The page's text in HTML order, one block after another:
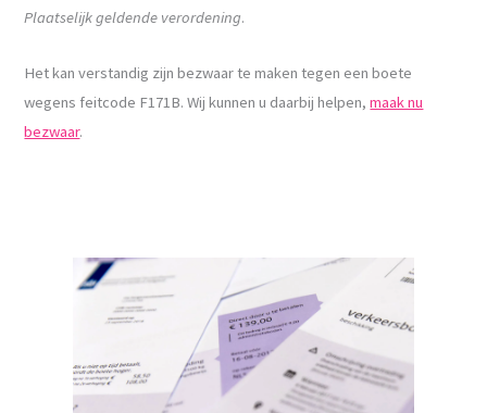
Plaatselijk geldende verordening.
Het kan verstandig zijn bezwaar te maken tegen een boete
wegens feitcode F171B. Wij kunnen u daarbij helpen,maak nu
bezwaar.